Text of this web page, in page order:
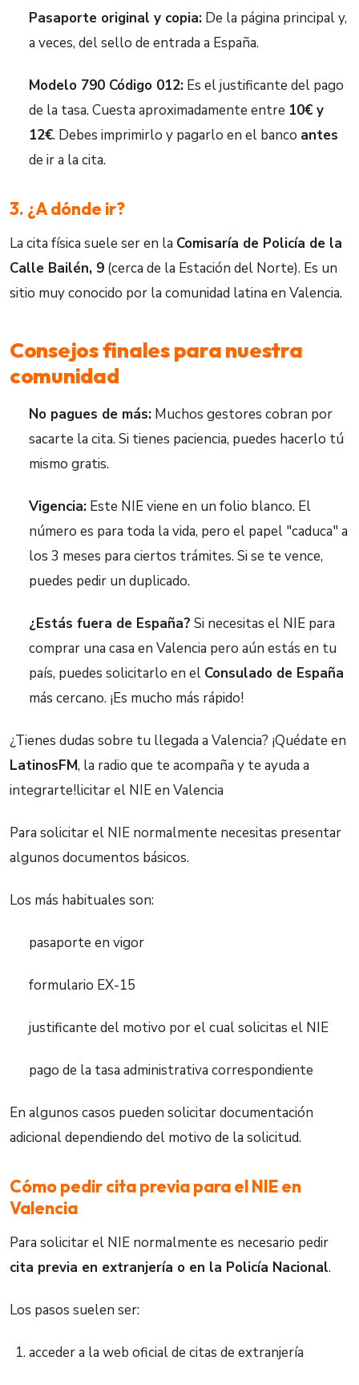
Pasaporte original y copia: De la página principal y,
a veces, del sello de entrada a España.
Modelo 790 Código 012: Es el justificante del pago
de la tasa. Cuesta aproximadamente entre 10€ y
12€. Debes imprimirlo y pagarlo en el banco antes
de ir a la cita.
3. ¿A dónde ir?
La cita física suele ser en la Comisaría de Policía de la
Calle Bailén, 9 (cerca de la Estación del Norte). Es un
sitio muy conocido por la comunidad latina en Valencia.
Consejos finales para nuestra
comunidad
No pagues de más: Muchos gestores cobran por
sacarte la cita. Si tienes paciencia, puedes hacerlo tú
mismo gratis.
Vigencia: Este NIE viene en un folio blanco. El
número es para toda la vida, pero el papel "caduca" a
los 3 meses para ciertos trámites. Si se te vence,
puedes pedir un duplicado.
¿Estás fuera de España? Si necesitas el NIE para
comprar una casa en Valencia pero aún estás en tu
país, puedes solicitarlo en el Consulado de España
más cercano. ¡Es mucho más rápido!
¿Tienes dudas sobre tu llegada a Valencia? ¡Quédate en
LatinosFM, la radio que te acompaña y te ayuda a
integrarte!licitar el NIE en Valencia
Para solicitar el NIE normalmente necesitas presentar
algunos documentos básicos.
Los más habituales son:
pasaporte en vigor
formulario EX-15
justificante del motivo por el cual solicitas el NIE
pago de la tasa administrativa correspondiente
En algunos casos pueden solicitar documentación
adicional dependiendo del motivo de la solicitud.
Cómo pedir cita previa para el NIE en
Valencia
Para solicitar el NIE normalmente es necesario pedir
cita previa en extranjería o en la Policía Nacional.
Los pasos suelen ser:
acceder a la web oficial de citas de extranjería